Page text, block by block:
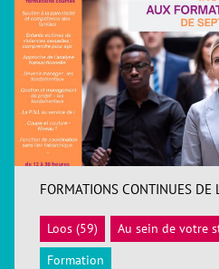
FORMATIONS CONTINUES DE
Loos (59)
Au sein de votre
Formation